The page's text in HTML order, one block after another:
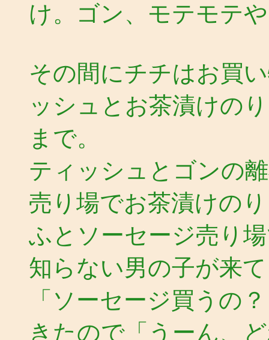
け。ゴン、モテモテ
その間にチチはお買
ッシュとお茶漬けの
まで。
ティッシュとゴンの
売り場でお茶漬けの
ふとソーセージ売り
知らない男の子が来て
「ソーセージ買うの
きたので「うーん、